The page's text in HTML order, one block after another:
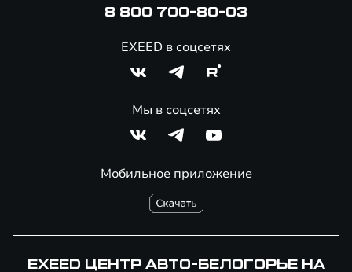
Мобильное приложение
8 800 700-80-03
EXEED в соцсетях
Мы в соцсетях
EXEED ЦЕНТР АВТО-БЕЛОГОРЬЕ НА